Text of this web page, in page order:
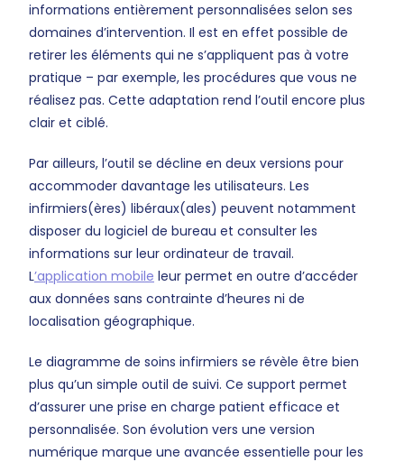
informations entièrement personnalisées selon ses
domaines d’intervention. Il est en effet possible de
retirer les éléments qui ne s’appliquent pas à votre
pratique – par exemple, les procédures que vous ne
réalisez pas. Cette adaptation rend l’outil encore plus
clair et ciblé.
Par ailleurs, l’outil se décline en deux versions pour
accommoder davantage les utilisateurs. Les
infirmiers(ères) libéraux(ales) peuvent notamment
disposer du logiciel de bureau et consulter les
informations sur leur ordinateur de travail.
L’application mobile leur permet en outre d’accéder
aux données sans contrainte d’heures ni de
localisation géographique.
Le diagramme de soins infirmiers se révèle être bien
plus qu’un simple outil de suivi. Ce support permet
d’assurer une prise en charge patient efficace et
personnalisée. Son évolution vers une version
numérique marque une avancée essentielle pour les